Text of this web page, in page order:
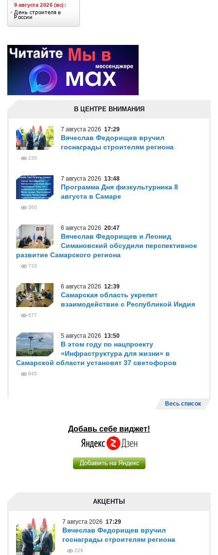
В ЦЕНТРЕ ВНИМАНИЯ
7 августа 2026 17:29
Вячеслав Федорищев вручил
госнаграды строителям региона
235
7 августа 2026 13:48
Программа Дня физкультурника 8
августа в Самаре
360
6 августа 2026 20:47
Вячеслав Федорищев и Леонид
Симановский обсудили перспективное
развитие Самарского региона
733
6 августа 2026 12:39
Самарская область укрепит
взаимодействие с Республикой Индия
677
5 августа 2026 13:50
В этом году по нацпроекту
«Инфраструктура для жизни» в
Самарской области установят 37 светофоров
845
Весь список
Добавь себе виджет!
АКЦЕНТЫ
7 августа 2026 17:29
Вячеслав Федорищев вручил
госнаграды строителям региона
229